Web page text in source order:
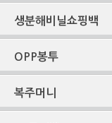
생분해비닐쇼핑백
OPP봉투
복주머니